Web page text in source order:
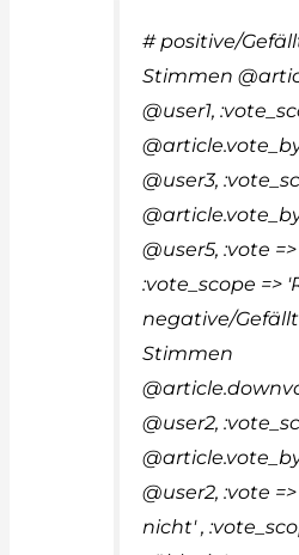
# positive/
Stimmen
@user1,
@user3,
@user5, :vote
:vote_scope =>
negative/
Stimmen
@user2,
@user2, :vote
nicht' ,